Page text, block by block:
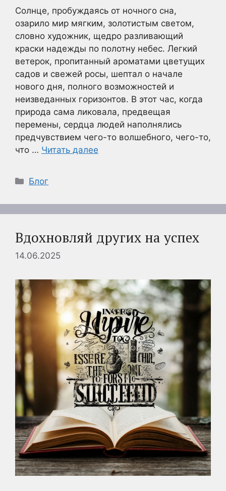
Солнце, пробуждаясь от ночного сна,
озарило мир мягким, золотистым светом,
словно художник, щедро разливающий
краски надежды по полотну небес. Легкий
ветерок, пропитанный ароматами цветущих
садов и свежей росы, шептал о начале
нового дня, полного возможностей и
неизведанных горизонтов. В этот час, когда
природа сама ликовала, предвещая
перемены, сердца людей наполнялись
предчувствием чего-то волшебного, чего-то,
что … Читать далее
Рубрики
Блог
Вдохновляй других на успех
14.06.2025